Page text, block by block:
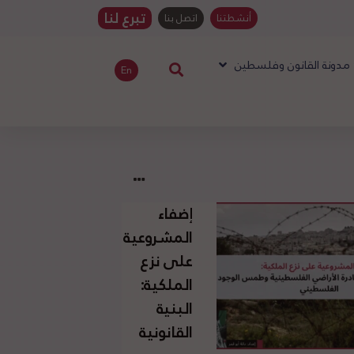
أنشطتنا اتصل بنا تبرع لنا
مدونة القانون وفلسطين En
إضفاء
المشروعية
على نزع
الملكية:
البنية
القانونية